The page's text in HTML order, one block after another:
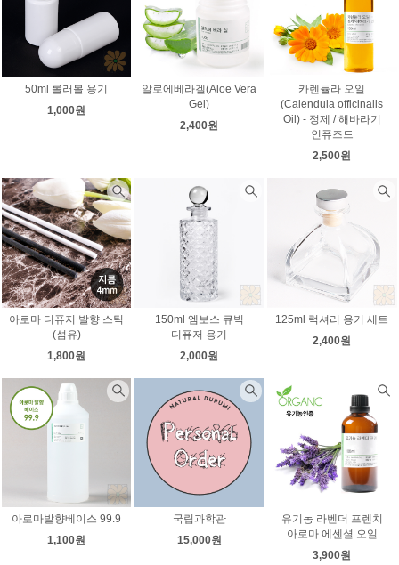
50ml 롤러볼 용기
1,000원
알로에베라겔(Aloe Vera
Gel)
2,400원
카렌듈라 오일
(Calendula officinalis
Oil) - 정제 / 해바라기
인퓨즈드
2,500원
아로마 디퓨저 발향 스틱
(섬유)
1,800원
150ml 엠보스 큐빅
디퓨저 용기
2,000원
125ml 럭셔리 용기 세트
2,400원
아로마발향베이스 99.9
1,100원
국립과학관
15,000원
유기농 라벤더 프렌치
아로마 에센셜 오일
3,900원